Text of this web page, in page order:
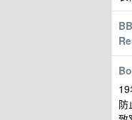
防